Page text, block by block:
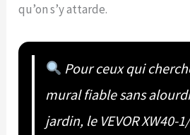
qu’on s’y attarde.
Pour ceux qui
mural fiable sans
jardin, le VEVOR XW40-